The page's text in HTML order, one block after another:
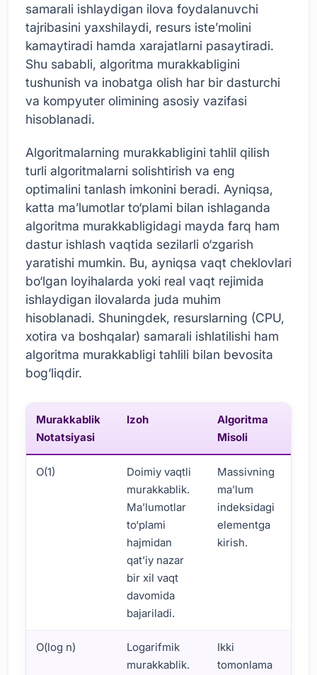
samarali ishlaydigan ilova foydalanuvchi
tajribasini yaxshilaydi, resurs iste’molini
kamaytiradi hamda xarajatlarni pasaytiradi.
Shu sababli, algoritma murakkabligini
tushunish va inobatga olish har bir dasturchi
va kompyuter olimining asosiy vazifasi
hisoblanadi.
Algoritmalarning murakkabligini tahlil qilish
turli algoritmalarni solishtirish va eng
optimalini tanlash imkonini beradi. Ayniqsa,
katta ma’lumotlar to‘plami bilan ishlaganda
algoritma murakkabligidagi mayda farq ham
dastur ishlash vaqtida sezilarli o‘zgarish
yaratishi mumkin. Bu, ayniqsa vaqt cheklovlari
bo‘lgan loyihalarda yoki real vaqt rejimida
ishlaydigan ilovalarda juda muhim
hisoblanadi. Shuningdek, resurslarning (CPU,
xotira va boshqalar) samarali ishlatilishi ham
algoritma murakkabligi tahlili bilan bevosita
bog‘liqdir.
Murakkablik
Notatsiyasi
Izoh
Algoritma
Misoli
O(1)
Doimiy vaqtli
murakkablik.
Ma’lumotlar
to‘plami
hajmidan
qat’iy nazar
bir xil vaqt
davomida
bajariladi.
Massivning
ma’lum
indeksidagi
elementga
kirish.
O(log n)
Logarifmik
murakkablik.
Ikki
tomonlama